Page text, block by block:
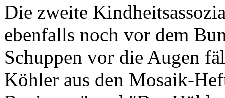
Die zweite
ebenfalls noch vor dem
Schuppen vor die Augen
Köhler aus den Mosaik-